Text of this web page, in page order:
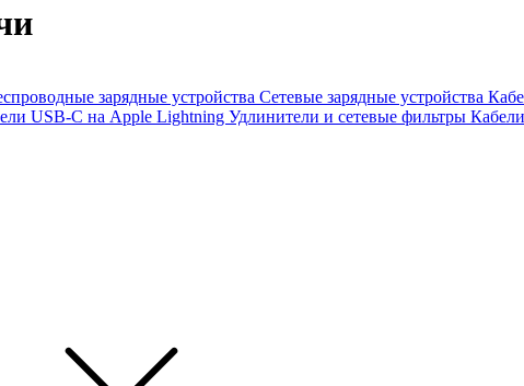
зарядные устройства Сетевые зарядные устройства
USB-C на Apple Lightning Удлинители и сетевые фильтры